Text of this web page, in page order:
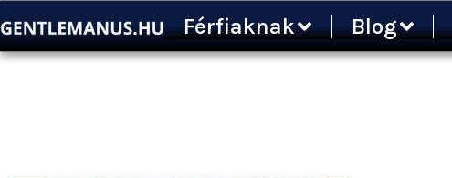
a
tartalomra
Férfiaknak Blog